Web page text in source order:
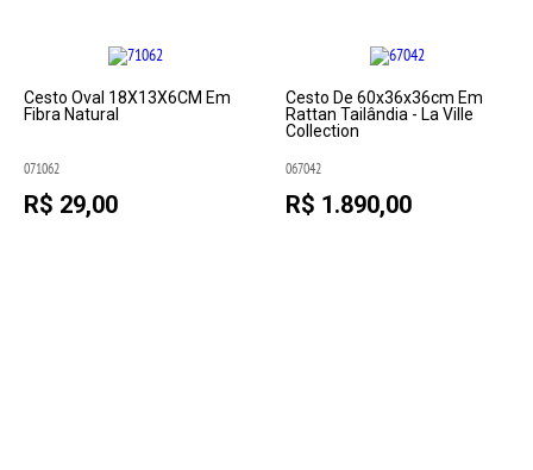
Cesto Oval 18X13X6CM Em
Fibra Natural
071062
R$ 29,00
Cesto De 60x36x36cm Em
Rattan Tailândia - La Ville
Collection
067042
R$ 1.890,00